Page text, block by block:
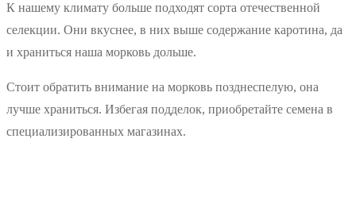
К нашему климату больше подходят сорта отечественной
селекции. Они вкуснее, в них выше содержание каротина, да
и храниться наша морковь дольше.
Стоит обратить внимание на морковь позднеспелую, она
лучше храниться. Избегая подделок, приобретайте семена в
специализированных магазинах.